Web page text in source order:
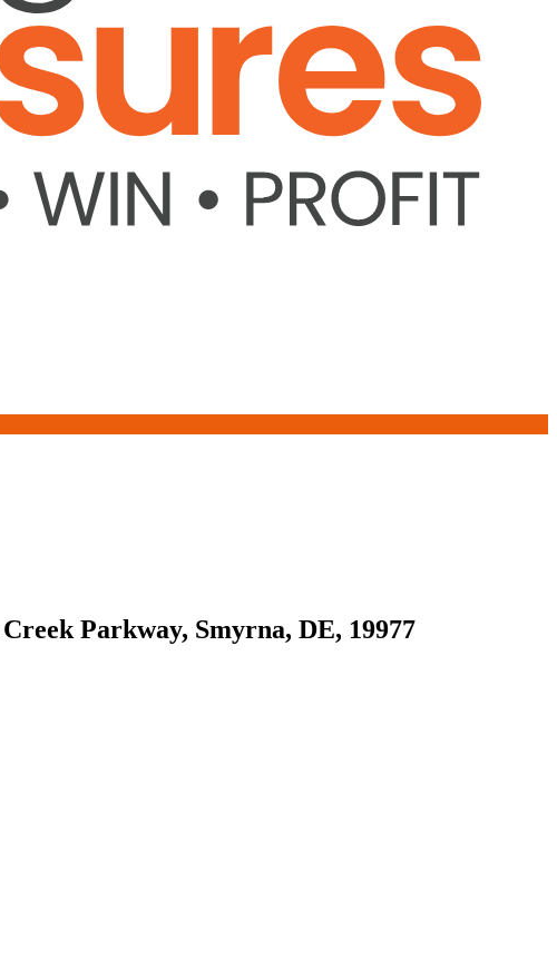
Parkway, Smyrna, DE, 19977